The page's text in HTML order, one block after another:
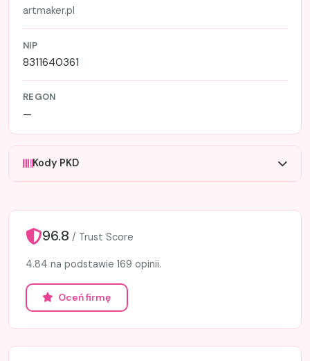
artmaker.pl
NIP
8311640361
REGON
—
Kody PKD
96.8 / Trust Score
4.84 na podstawie 169 opinii.
Oceń firmę